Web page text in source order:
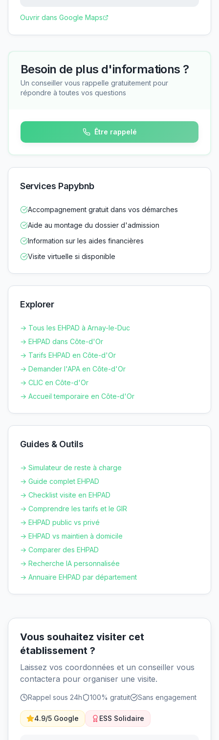
Ouvrir dans Google Maps
Besoin de plus d'informations ?
Un conseiller vous rappelle gratuitement pour
répondre à toutes vos questions
Être rappelé
Services Papybnb
Accompagnement gratuit dans vos démarches
Aide au montage du dossier d'admission
Information sur les aides financières
Visite virtuelle si disponible
Explorer
→ Tous les EHPAD à Arnay-le-Duc
→ EHPAD dans Côte-d'Or
→ Tarifs EHPAD en Côte-d'Or
→ Demander l'APA en Côte-d'Or
→ CLIC en Côte-d'Or
→ Accueil temporaire en Côte-d'Or
Guides & Outils
→ Simulateur de reste à charge
→ Guide complet EHPAD
→ Checklist visite en EHPAD
→ Comprendre les tarifs et le GIR
→ EHPAD public vs privé
→ EHPAD vs maintien à domicile
→ Comparer des EHPAD
→ Recherche IA personnalisée
→ Annuaire EHPAD par département
Vous souhaitez visiter cet
établissement ?
Laissez vos coordonnées et un conseiller vous
contactera pour organiser une visite.
Rappel sous 24h 100% gratuit Sans engagement
4.9/5 Google ESS Solidaire